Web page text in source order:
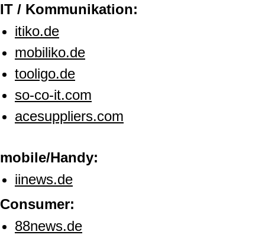
IT / Kommunikation:
itiko.de
mobiliko.de
tooligo.de
so-co-it.com
acesuppliers.com
mobile/Handy:
iinews.de
Consumer:
88news.de